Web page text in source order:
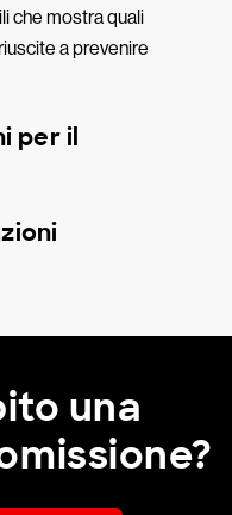
che mostra quali
a prevenire
per il
una